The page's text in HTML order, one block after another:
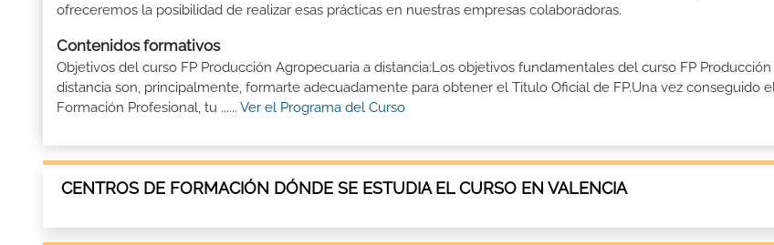
ofreceremos la posibilidad de realizar esas prácticas en nuestras empresas colaboradoras.
Contenidos formativos
Objetivos del curso FP Producción Agropecuaria a distancia:Los objetivos fundamentales del curso FP
distancia son, principalmente, formarte adecuadamente para obtener el Titulo Oficial de FP.Una vez conseguido
Formación Profesional, tu ...... Ver el Programa del Curso
CENTROS DE FORMACIÓN DÓNDE SE ESTUDIA EL CURSO EN VALENCIA